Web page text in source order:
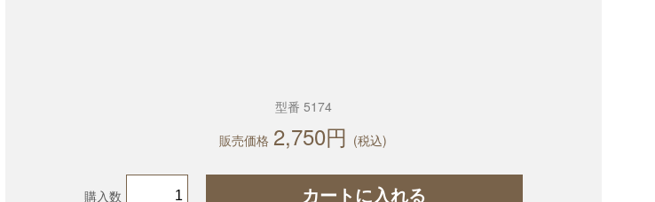
型番 5174
販売価格 2,750円 (税込)
購入数 カートに入れる